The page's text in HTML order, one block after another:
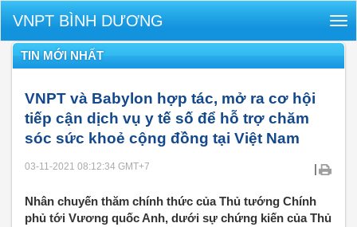
VNPT BÌNH DƯƠNG
TIN MỚI NHẤT
VNPT và Babylon hợp tác, mở ra cơ hội
tiếp cận dịch vụ y tế số để hỗ trợ chăm
sóc sức khoẻ cộng đồng tại Việt Nam
03-11-2021 08:12:34 GMT+7 |
Nhân chuyến thăm chính thức của Thủ tướng Chính
phủ tới Vương quốc Anh, dưới sự chứng kiến của Thủ